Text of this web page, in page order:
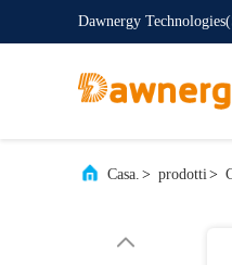
Dawnergy
Casa. > prodotti>